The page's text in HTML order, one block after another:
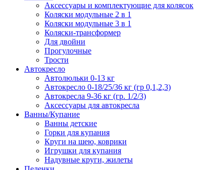
Аксессуары и комплектующие для колясок
Коляски модульные 2 в 1
Коляски модульные 3 в 1
Коляски-трансформер
Для двойни
Прогулочные
Трости
Автокресло
Автолюльки 0-13 кг
Автокресло 0-18/25/36 кг (гр 0,1,2,3)
Автокресла 9-36 кг (гр. 1/2/3)
Аксессуары для автокресла
Ванны/Купание
Ванны детские
Горки для купания
Круги на шею, коврики
Игрушки для купания
Надувные круги, жилеты